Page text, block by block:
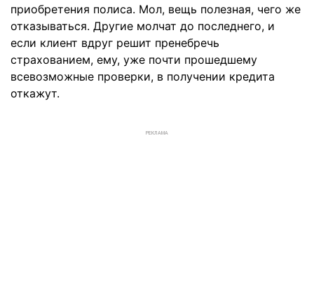
приобретения полиса. Мол, вещь полезная, чего же
отказываться. Другие молчат до последнего, и
если клиент вдруг решит пренебречь
страхованием, ему, уже почти прошедшему
всевозможные проверки, в получении кредита
откажут.
РЕКЛАМА